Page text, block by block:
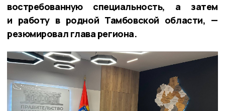
востребованную специальность, а затем
и работу в родной Тамбовской области, —
резюмировал глава региона.